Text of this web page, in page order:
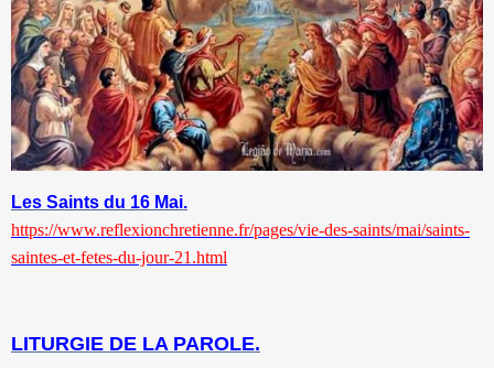
Les Saints du 16 Mai.
https://www.reflexionchretienne.fr/pages/vie-des-saints/mai/saints-
saintes-et-fetes-du-jour-21.html
LITURGIE DE LA PAROLE.